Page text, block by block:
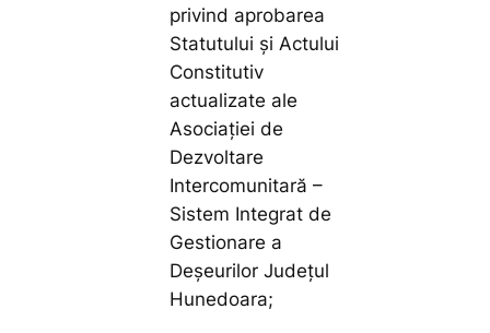
privind aprobarea
Statutului și Actului
Constitutiv
actualizate ale
Asociației de
Dezvoltare
Intercomunitară –
Sistem Integrat de
Gestionare a
Deșeurilor Județul
Hunedoara;